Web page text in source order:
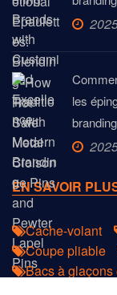
les
branding
EN SAVOIR
Cache-volant
Coupe pliable
Bacs à